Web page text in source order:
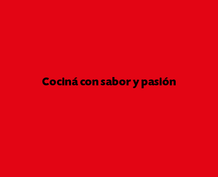
Cociná con sabor y pasión